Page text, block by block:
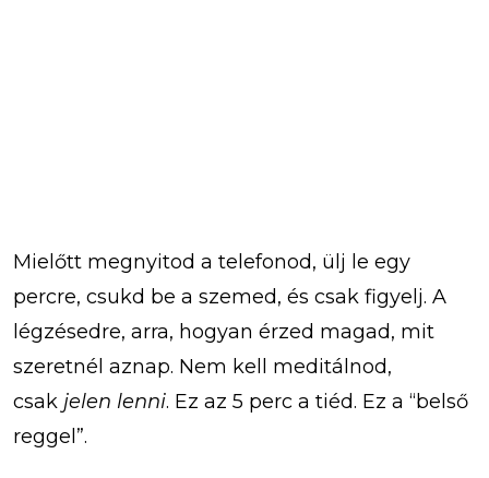
Mielőtt megnyitod a telefonod, ülj le egy
percre, csukd be a szemed, és csak figyelj. A
légzésedre, arra, hogyan érzed magad, mit
szeretnél aznap. Nem kell meditálnod,
csak jelen lenni. Ez az 5 perc a tiéd. Ez a “belső
reggel”.